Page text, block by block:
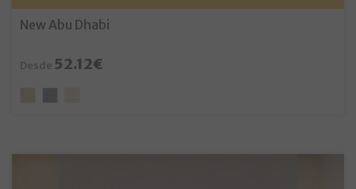
New Abu Dhabi
Desde 52.12€